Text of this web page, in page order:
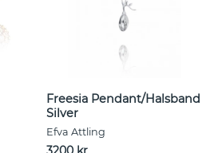
Freesia Pendant/Halsband
Silver
Efva Attling